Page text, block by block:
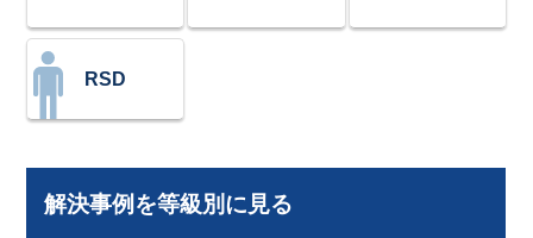
RSD
解決事例を等級別に見る